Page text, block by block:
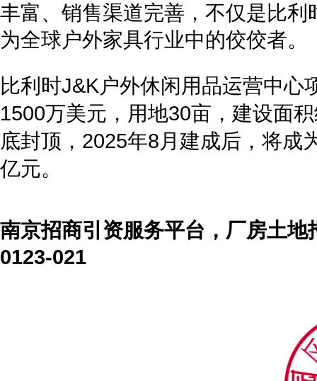
丰富、销售渠道完善，不仅是比
为全球户外家具行业中的佼佼者。
比利时J&K户外休闲用品运营中
1500万美元，用地30亩，建设面
底封顶，2025年8月建成后，将成
亿元。
南京招商引资服务平台，厂房土地
0123-021